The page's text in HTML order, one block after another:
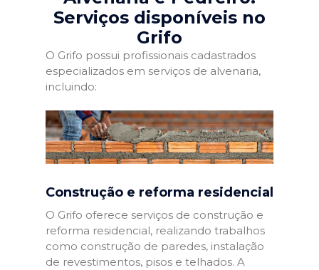
Serviços disponíveis no
Grifo
O Grifo possui profissionais cadastrados
especializados em serviços de alvenaria,
incluindo:
Construção e reforma residencial
O Grifo oferece serviços de construção e
reforma residencial, realizando trabalhos
como construção de paredes, instalação
de revestimentos, pisos e telhados. A